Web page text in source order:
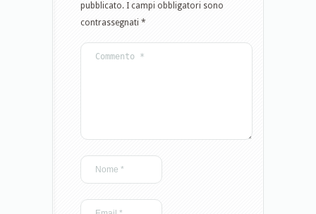
pubblicato. I campi obbligatori sono
contrassegnati *